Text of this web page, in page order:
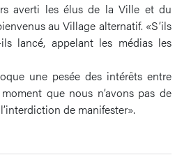
averti les élus de la Ville et du
au Village alternatif. «S’ils
lancé, appelant les médias les
une pesée des intérêts entre
que nous n’avons pas de
de manifester».